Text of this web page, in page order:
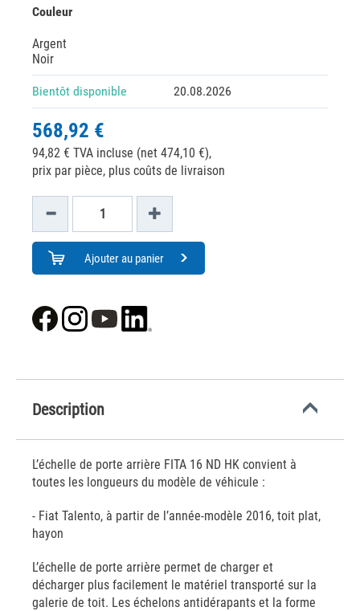
Couleur
Argent
Noir
Bientôt disponible 20.08.2026
568,92 €
94,82 € TVA incluse (net 474,10 €),
prix par pièce, plus coûts de livraison
Ajouter au panier
Description
L’échelle de porte arrière FITA 16 ND HK convient à
toutes les longueurs du modèle de véhicule :
- Fiat Talento, à partir de l’année-modèle 2016, toit plat,
hayon
L’échelle de porte arrière permet de charger et
décharger plus facilement le matériel transporté sur la
galerie de toit. Les échelons antidérapants et la forme